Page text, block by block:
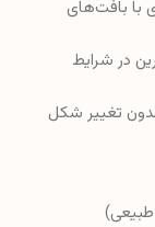
میلیمتری با بافت‌های
در شرایط